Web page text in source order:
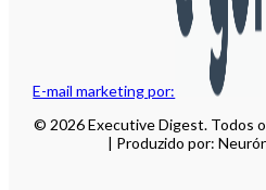
E-mail marketing por:
© 2026 Executive Digest. Todos
| Produzido por: